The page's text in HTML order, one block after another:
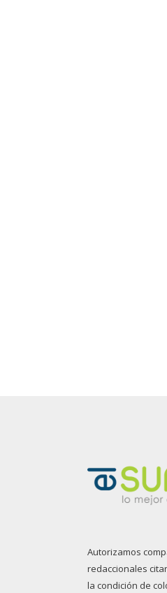
Autorizamos
redaccionales
la condición de